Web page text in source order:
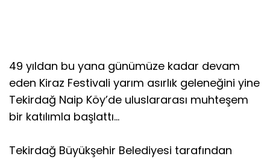
49 yıldan bu yana günümüze kadar devam
eden Kiraz Festivali yarım asırlık geleneğini yine
Tekirdağ Naip Köy’de uluslararası muhteşem
bir katılımla başlattı…
Tekirdağ Büyükşehir Belediyesi tarafından